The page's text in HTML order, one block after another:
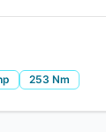
253 Nm